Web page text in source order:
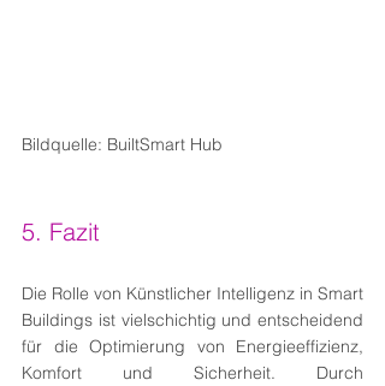
Bildquelle: BuiltSmart Hub
5. Fazit
Die Rolle von Künstlicher Intelligenz in Smart
Buildings ist vielschichtig und entscheidend
für die Optimierung von Energieeffizienz,
Komfort und Sicherheit. Durch